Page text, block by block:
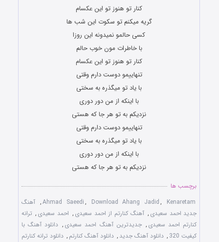
کنار تو هنوز تو این عکسام
گریه میکنم تو سکوت این شب ها
کسی حالمو نمیدونه این روزا
با خاطرات مون خوب حالم
کنار تو هنوز تو این عکسام
تنهاییمو دوست دارم وقتی
با یاد تو میگذره به سختی
با اینکه از من دور دوری
نزدیکم به تو هر جا که هستی
تنهاییمو دوست دارم وقتی
با یاد تو میگذره به سختی
با اینکه از من دور دوری
نزدیکم به تو هر جا که هستی
برچسب ها
Ahmad Saeedi, Download Ahang Jadid, Kenaretam
, آهنگ
جدید احمد سعیدی , آهنگ کنارتم از احمد سعیدی , احمد سعیدی , ترانه
کنارتم احمد سعیدی , جدیدترین آهنگ احمد سعیدی , دانلود آهنگ با
کیفیت 320
, دانلود آهنگ جدید , دانلود آهنگ کنارتم , دانلود ترانه کنارتم